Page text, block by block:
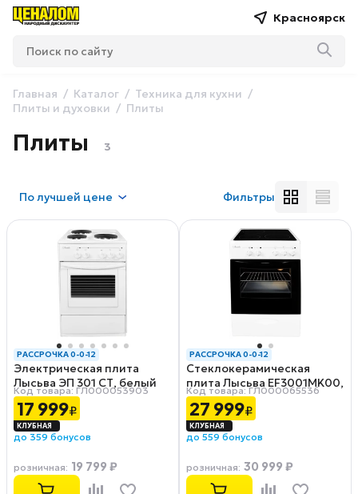
Красноярск
Главная Каталог
Техника для кухни
Плиты и духовки
Плиты
Плиты 3
Получшей цене Фильтры
РАССРОЧКА 0-0-12
Электрическая плита
Лысьва ЭП 301 СТ, белый
Код товара: ГЛ000053903
17 999₽
до 359 бонусов
розничная: 19 799 ₽
РАССРОЧКА 0-0-12
Стеклокерамическая
плита Лысьва EF3001MK00,
белый
Код товара: ГЛ000065536
27 999₽
до 559 бонусов
розничная: 30 999 ₽